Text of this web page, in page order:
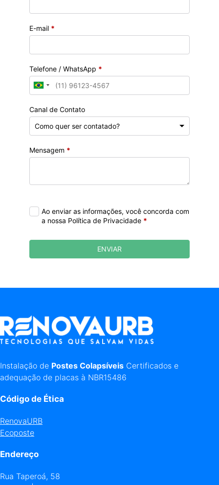
E-mail *
Telefone / WhatsApp *
Canal de Contato
Mensagem *
Ao enviar as informações, você concorda com
a nossa Política de Privacidade *
ENVIAR
Instalação de Postes Colapsíveis Certificados e
adequação de placas à NBR15486
Código de Ética
RenovaURB
Ecoposte
Endereço
Rua Taperoá, 58